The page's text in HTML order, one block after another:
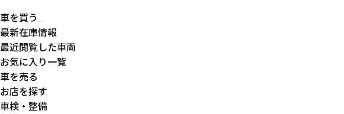
車を買う
最新在庫情報
最近閲覧した車両
お気に入り一覧
車を売る
お店を探す
車検・整備